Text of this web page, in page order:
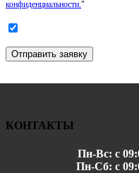
конфиденциальности."
Отправить заявку
КОНТАКТЫ
Пн-Вс: с
Пн-Сб: с